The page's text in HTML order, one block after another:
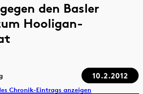
den Basler
Hooligan-
10.2.2012
Chronik-Eintrags anzeigen